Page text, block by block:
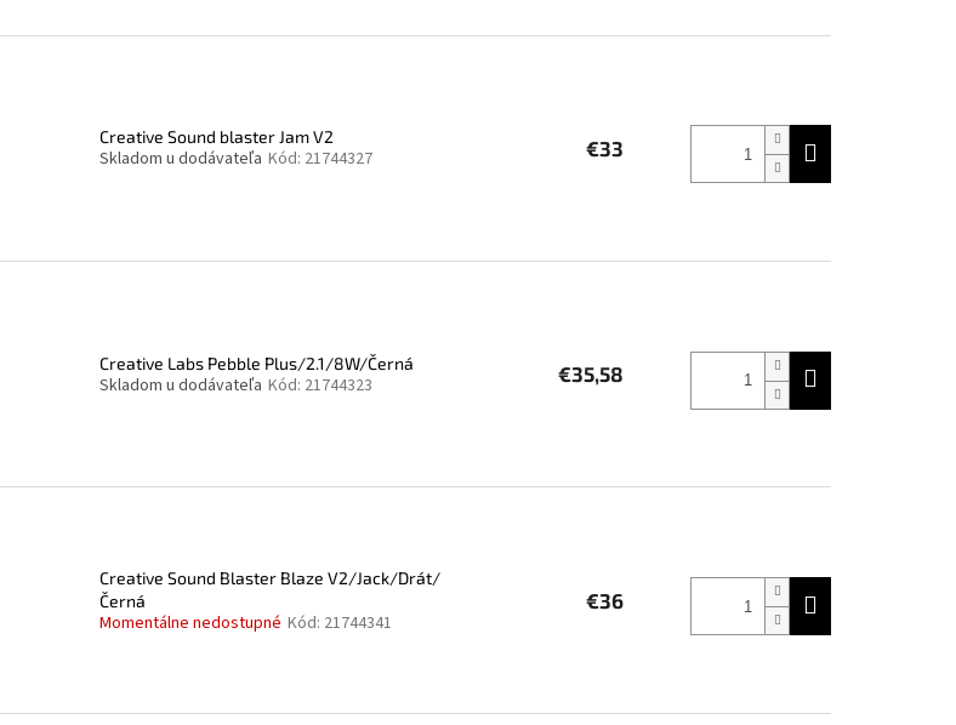
Creative Sound blaster Jam V2
Skladom u dodávateľa Kód: 21744327 €33
Creative Labs Pebble Plus/2.1/8W/Černá
Skladom u dodávateľa Kód: 21744323 €35,58
Creative Sound Blaster Blaze V2/Jack/Drát/
Černá
Momentálne nedostupné Kód: 21744341
€36